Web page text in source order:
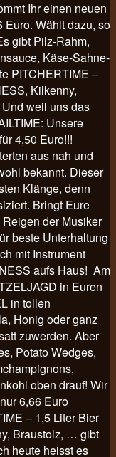
Ihr einen neuen
Euro. Wählt dazu, so
gibt Pilz-Rahm,
Käse-Sahne-
PITCHERTIME –
Kilkenny,
weil uns das
Unsere
4,50 Euro!!!
aus nah und
bekannt. Dieser
Klänge, denn
Bringt Eure
der Musiker
beste Unterhaltung
mit Instrument
aufs Haus! Am
in Euren
in tollen
Honig oder ganz
zuwerden. Aber
Potato Wedges,
oben drauf! Wir
6,66 Euro
– 1,5 Liter Bier
Braustolz, … gibt
heute heisst es